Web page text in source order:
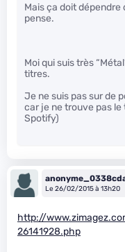
Mais ça doit dépendre
pense.
Moi qui suis très
titres.
Je ne suis pas sur de
car je ne trouve pas le
Spotify)
Le 26/02/2015 à 13h20
http://
26141928.php